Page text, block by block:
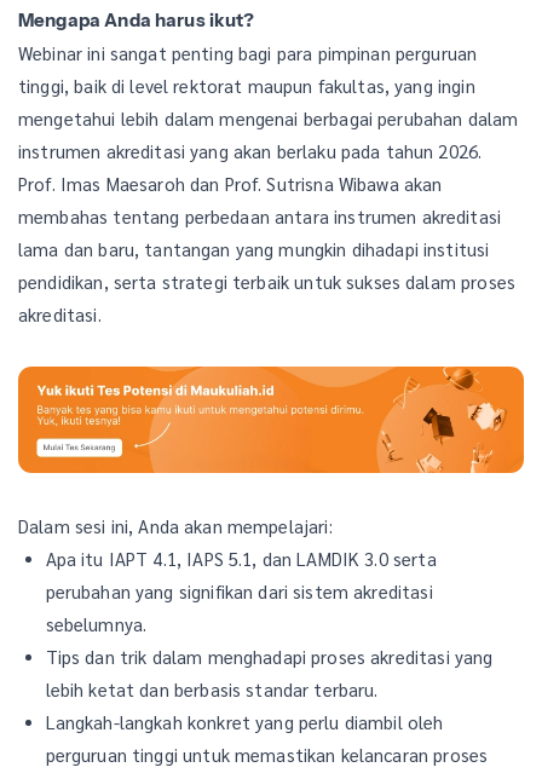
Mengapa Anda harus ikut?
Webinar ini sangat penting bagi para pimpinan perguruan
tinggi, baik di level rektorat maupun fakultas, yang ingin
mengetahui lebih dalam mengenai berbagai perubahan dalam
instrumen akreditasi yang akan berlaku pada tahun 2026.
Prof. Imas Maesaroh dan Prof. Sutrisna Wibawa akan
membahas tentang perbedaan antara instrumen akreditasi
lama dan baru, tantangan yang mungkin dihadapi institusi
pendidikan, serta strategi terbaik untuk sukses dalam proses
akreditasi.
Dalam sesi ini, Anda akan mempelajari:
Apa itu IAPT 4.1, IAPS 5.1, dan LAMDIK 3.0 serta
perubahan yang signifikan dari sistem akreditasi
sebelumnya.
Tips dan trik dalam menghadapi proses akreditasi yang
lebih ketat dan berbasis standar terbaru.
Langkah-langkah konkret yang perlu diambil oleh
perguruan tinggi untuk memastikan kelancaran proses